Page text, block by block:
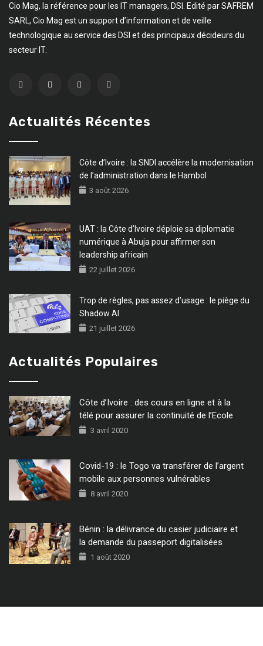
Cio Mag, la référence pour les IT managers, DSI. Edité par SAFREM
SARL, Cio Mag est un support d’information et de veille
technologique au service des DSI et des principaux décideurs du
secteur IT.
Actualités Récentes
Côte d’Ivoire : la SNDI accélère la modernisation
de l’administration dans le Hambol
3 août 2026
UAT : la Côte d’Ivoire déploie sa diplomatie
numérique à Abuja pour affirmer son
leadership africain
22 juillet 2026
Trop de règles, pas assez d’usage : le piège du
Shadow AI
21 juillet 2026
Actualités Populaires
Côte d’Ivoire : des cours en ligne et à la
télé pour assurer la continuité de l’Ecole
3 avril 2020
Covid-19 : le Togo va transférer de l’argent
mobile aux personnes vulnérables
8 avril 2020
Bénin : la délivrance du casier judiciaire et
la demande du passeport digitalisées
1 août 2020